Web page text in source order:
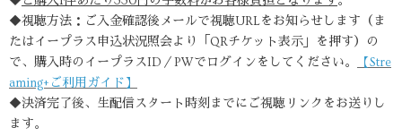
◆視聴方法：ご入金確認後メールで視聴URLをお知らせします（ま
たはイープラス申込状況照会より「QRチケット表示」を押す）の
で、購入時のイープラスID／PWでログインをしてください。
【Stre
aming+ご利用ガイド】
◆決済完了後、生配信スタート時刻までにご視聴リンクをお送りし
ます。